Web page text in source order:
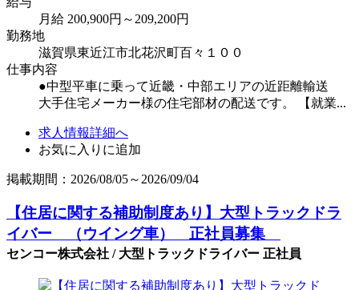
月給 200,900円～209,200円
勤務地
滋賀県東近江市北花沢町百々１００
仕事内容
●中型平車に乗って近畿・中部エリアの近距離輸送
大手住宅メーカー様の住宅部材の配送です。 【就業...
求人情報詳細へ
お気に入りに追加
掲載期間：2026/08/05～2026/09/04
【住居に関する補助制度あり】大型トラックドラ
イバー （ウイング車） 正社員募集
センコー株式会社 / 大型トラックドライバー 正社員